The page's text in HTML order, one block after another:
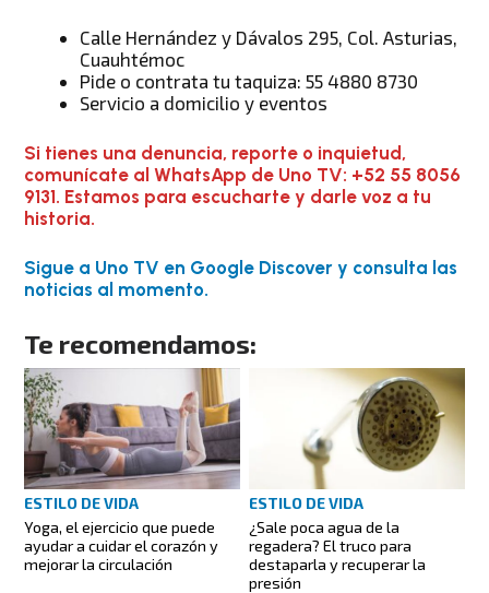
Calle Hernández y Dávalos 295, Col. Asturias,
Cuauhtémoc
Pide o contrata tu taquiza: 55 4880 8730
Servicio a domicilio y eventos
Si tienes una denuncia, reporte o inquietud,
comunícate al WhatsApp de Uno TV: +52 55 8056
9131. Estamos para escucharte y darle voz a tu
historia.
Sigue a Uno TV en Google Discover y consulta las
noticias al momento.
Te recomendamos:
ESTILO DE VIDA
Yoga, el ejercicio que puede
ayudar a cuidar el corazón y
mejorar la circulación
ESTILO DE VIDA
¿Sale poca agua de la
regadera? El truco para
destaparla y recuperar la
presión